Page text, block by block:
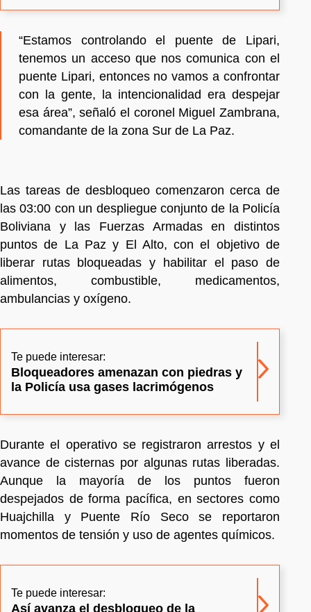
“Estamos controlando el puente de Lipari,
tenemos un acceso que nos comunica con el
puente Lipari, entonces no vamos a confrontar
con la gente, la intencionalidad era despejar
esa área”, señaló el coronel Miguel Zambrana,
comandante de la zona Sur de La Paz.
Las tareas de desbloqueo comenzaron cerca de
las 03:00 con un despliegue conjunto de la Policía
Boliviana y las Fuerzas Armadas en distintos
puntos de La Paz y El Alto, con el objetivo de
liberar rutas bloqueadas y habilitar el paso de
alimentos, combustible, medicamentos,
ambulancias y oxígeno.
Te puede interesar:
Bloqueadores amenazan con piedras y
la Policía usa gases lacrimógenos
Durante el operativo se registraron arrestos y el
avance de cisternas por algunas rutas liberadas.
Aunque la mayoría de los puntos fueron
despejados de forma pacífica, en sectores como
Huajchilla y Puente Río Seco se reportaron
momentos de tensión y uso de agentes químicos.
Te puede interesar:
Así avanza el desbloqueo de la